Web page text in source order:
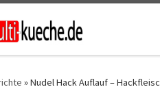
»Nudel Hack Auflauf –